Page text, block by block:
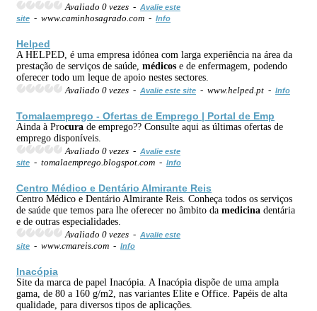
Avaliado 0 vezes - Avalie este
site - www.caminhosagrado.com - Info
Helped
A HELPED, é uma empresa idónea com larga experiência na área da
prestação de serviços de saúde, médicos e de enfermagem, podendo
oferecer todo um leque de apoio nestes sectores.
Avaliado 0 vezes - Avalie este site - www.helped.pt - Info
Tomalaemprego - Ofertas de Emprego | Portal de Emp
Ainda à Procura de emprego?? Consulte aqui as últimas ofertas de
emprego disponíveis.
Avaliado 0 vezes - Avalie este
site - tomalaemprego.blogspot.com - Info
Centro Médico e Dentário Almirante Reis
Centro Médico e Dentário Almirante Reis. Conheça todos os serviços
de saúde que temos para lhe oferecer no âmbito da medicina dentária
e de outras especialidades.
Avaliado 0 vezes - Avalie este
site - www.cmareis.com - Info
Inacópia
Site da marca de papel Inacópia. A Inacópia dispõe de uma ampla
gama, de 80 a 160 g/m2, nas variantes Elite e Office. Papéis de alta
qualidade, para diversos tipos de aplicações.